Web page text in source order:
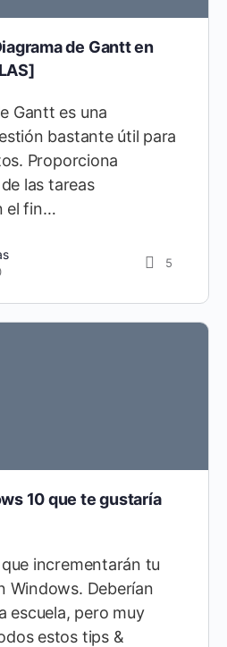
de Gantt en
Gantt es una
bastante útil para
Proporciona
las tareas
el fin…
5
10 que te gustaría
incrementarán tu
Windows. Deberían
escuela, pero muy
estos tips &